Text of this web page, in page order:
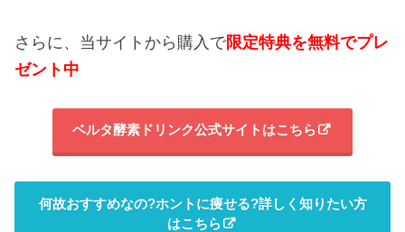
さらに、当サイトから購入で限定特典を無料でプレ
ゼント中
ベルタ酵素ドリンク公式サイトはこちら
何故おすすめなの?ホントに痩せる?詳しく知りたい方
はこちら